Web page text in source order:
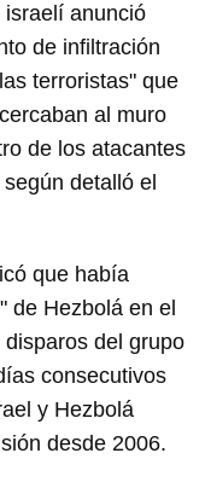
anunció
de infiltración
terroristas" que
al muro
de los atacantes
detalló el
que había
de Hezbolá en el
del grupo
consecutivos
y Hezbolá
desde 2006.